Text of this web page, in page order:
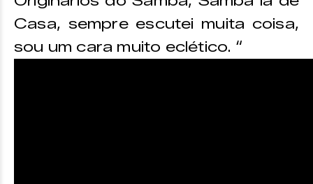
Casa, sempre escutei muita coisa,
sou um cara muito eclético. “